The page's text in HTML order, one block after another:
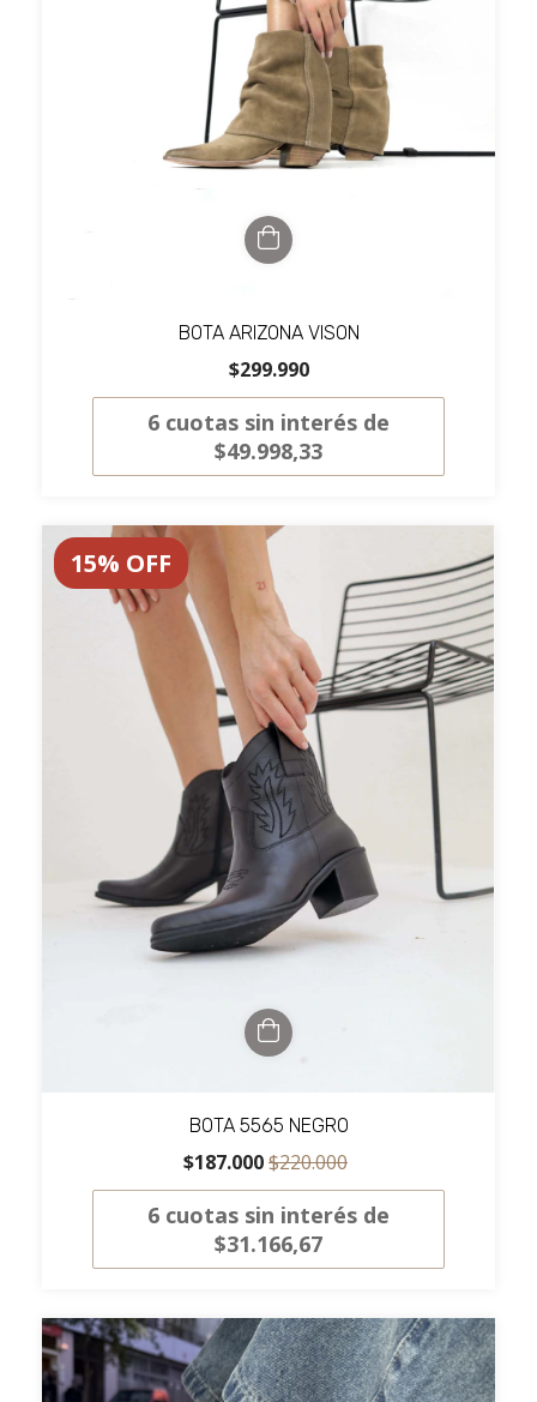
BOTA ARIZONA VISON
$299.990
6 cuotas sin interés de
$49.998,33
15% OFF
BOTA 5565 NEGRO
$187.000$220.000
6 cuotas sin interés de
$31.166,67